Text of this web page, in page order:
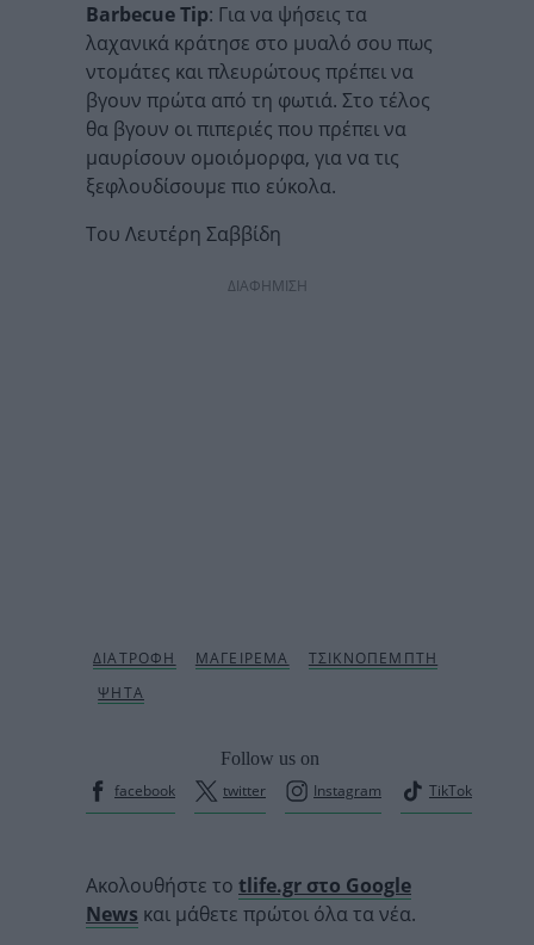
Barbecue Tip: Για να ψήσεις τα
λαχανικά κράτησε στο μυαλό σου πως
ντομάτες και πλευρώτους πρέπει να
βγουν πρώτα από τη φωτιά. Στο τέλος
θα βγουν οι πιπεριές που πρέπει να
μαυρίσουν ομοιόμορφα, για να τις
ξεφλουδίσουμε πιο εύκολα.
Toυ Λευτέρη Σαββίδη
ΔΙΑΦΗΜΙΣΗ
Follow us on
facebook
twitter Instagram TikTok
Ακολουθήστε το tlife.gr στο Google
News και μάθετε πρώτοι όλα τα νέα.